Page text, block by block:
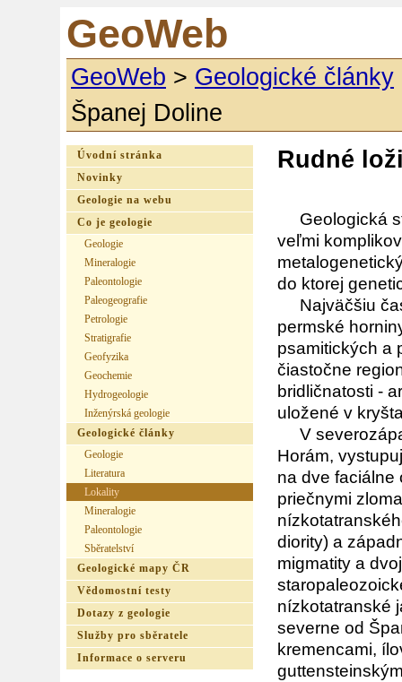
GeoWeb
GeoWeb > Geologické články
Španej Doline
Rudné
Geologická
veľmi
do ktorej
Najväčšiu
permské
psamitických a
čiastočne
bridličnatosti -
uložené v
V
Horám,
na dve faciálne
priečnymi
diority) a
migmatity a
nízkotatranské
severne od
kremencami,
Úvodní stránka
Novinky
Geologie na webu
Co je geologie
Geologie
Mineralogie
Paleontologie
Paleogeografie
Petrologie
Stratigrafie
Geofyzika
Geochemie
Hydrogeologie
Inženýrská geologie
Geologické články
Geologie
Literatura
Lokality
Mineralogie
Paleontologie
Sběratelství
Geologické mapy ČR
Vědomostní testy
Dotazy z geologie
Služby pro sběratele
Informace o serveru